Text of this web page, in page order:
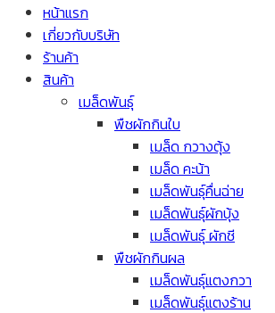
หน้าแรก
เกี่ยวกับบริษัท
ร้านค้า
สินค้า
เมล็ดพันธุ์
พืชผักกินใบ
เมล็ด กวางตุ้ง
เมล็ด คะน้า
เมล็ดพันธุ์คื่นฉ่าย
เมล็ดพันธุ์ผักบุ้ง
เมล็ดพันธุ์ ผักชี
พืชผักกินผล
เมล็ดพันธุ์แตงกวา
เมล็ดพันธุ์แตงร้าน